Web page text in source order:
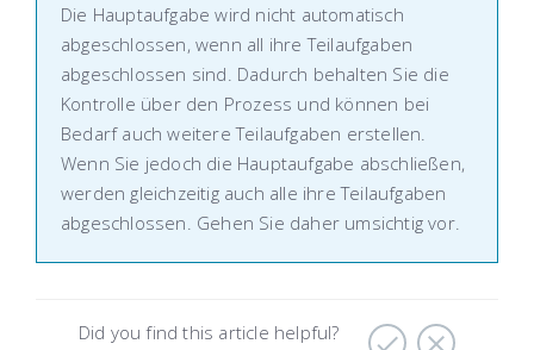
Die Hauptaufgabe wird nicht automatisch
abgeschlossen, wenn all ihre Teilaufgaben
abgeschlossen sind. Dadurch behalten Sie die
Kontrolle über den Prozess und können bei
Bedarf auch weitere Teilaufgaben erstellen.
Wenn Sie jedoch die Hauptaufgabe abschließen,
werden gleichzeitig auch alle ihre Teilaufgaben
abgeschlossen. Gehen Sie daher umsichtig vor.
Did you find this article helpful?